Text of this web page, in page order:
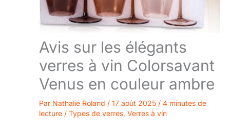
Avis sur les élégants
verres à vin Colorsavant
Venus en couleur ambre
Par Nathalie Roland / 17 août 2025 / 4 minutes de
lecture / Types de verres, Verres à vin